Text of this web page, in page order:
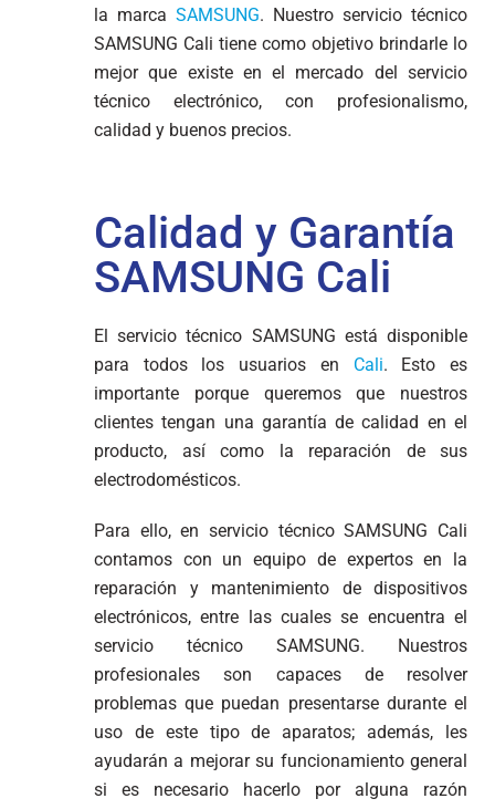
la marca SAMSUNG. Nuestro servicio técnico
SAMSUNG Cali tiene como objetivo brindarle lo
mejor que existe en el mercado del servicio
técnico electrónico, con profesionalismo,
calidad y buenos precios.
Calidad y Garantía
SAMSUNG Cali
El servicio técnico SAMSUNG está disponible
para todos los usuarios en Cali. Esto es
importante porque queremos que nuestros
clientes tengan una garantía de calidad en el
producto, así como la reparación de sus
electrodomésticos.
Para ello, en servicio técnico SAMSUNG Cali
contamos con un equipo de expertos en la
reparación y mantenimiento de dispositivos
electrónicos, entre las cuales se encuentra el
servicio técnico SAMSUNG. Nuestros
profesionales son capaces de resolver
problemas que puedan presentarse durante el
uso de este tipo de aparatos; además, les
ayudarán a mejorar su funcionamiento general
si es necesario hacerlo por alguna razón